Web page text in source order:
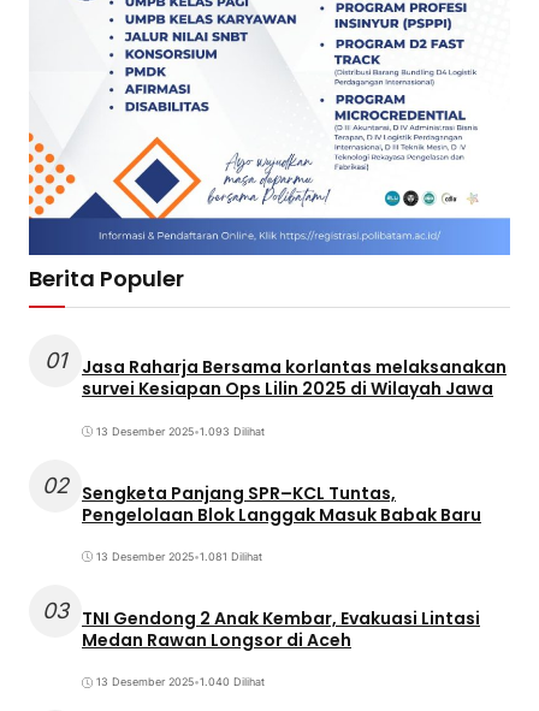
Berita Populer
01
Jasa Raharja Bersama korlantas melaksanakan
survei Kesiapan Ops Lilin 2025 di Wilayah Jawa
13 Desember 2025•1.093 Dilihat
02 Sengketa Panjang SPR–KCL Tuntas,
Pengelolaan Blok Langgak Masuk Babak Baru
13 Desember 2025•1.081 Dilihat
03 TNI Gendong 2 Anak Kembar, Evakuasi Lintasi
Medan Rawan Longsor di Aceh
13 Desember 2025•1.040 Dilihat